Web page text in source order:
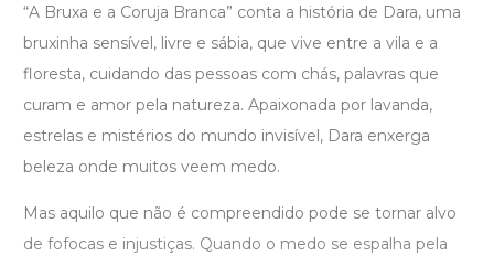
“A Bruxa e a Coruja Branca” conta a história de Dara, uma
bruxinha sensível, livre e sábia, que vive entre a vila e a
floresta, cuidando das pessoas com chás, palavras que
curam e amor pela natureza. Apaixonada por lavanda,
estrelas e mistérios do mundo invisível, Dara enxerga
beleza onde muitos veem medo.
Mas aquilo que não é compreendido pode se tornar alvo
de fofocas e injustiças. Quando o medo se espalha pela